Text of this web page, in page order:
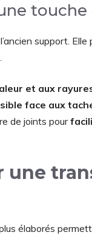
touche
support. Elle
et aux
face aux
de joints pour
une
élaborés